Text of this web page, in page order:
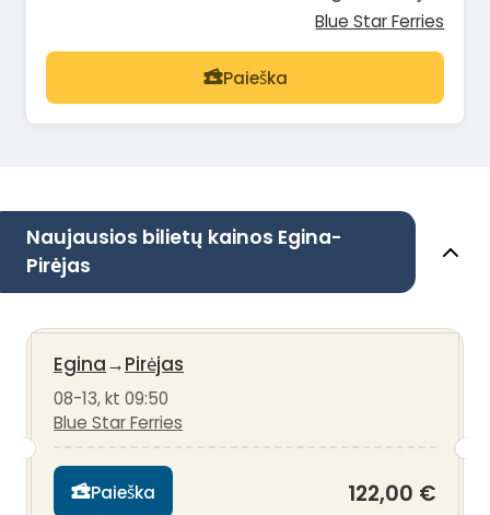
Blue Star Ferries
Paieška
Naujausios bilietų kainos Egina-
Pirėjas
Egina→Pirėjas
08-13, kt 09:50
Blue Star Ferries
Paieška 122,00 €